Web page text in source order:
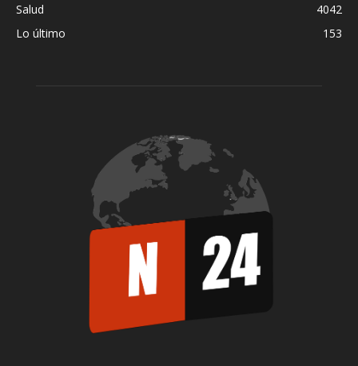
Salud
4042
Lo último
153